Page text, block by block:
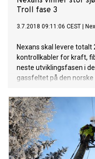
Troll fase 3
3.7.2018 09:11:06 CEST
Nexans skal levere
kontrollkabler for kraft,
neste utviklingsfasen i
gassfeltet på den